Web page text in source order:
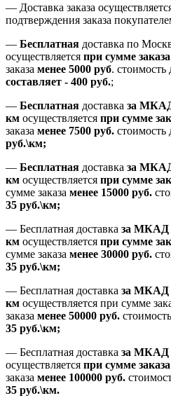
— Доставка заказа
подтверждения заказа
— Бесплатная доставка по
осуществляется при сумме заказа
заказа менее 5000 руб. стоимость
составляет - 400 руб.;
— Бесплатная доставка за
км осуществляется при сумме
заказа менее 7500 руб. стоимость
руб.\км;
— Бесплатная доставка за МКАД
км осуществляется при сумме
сумме заказа менее 15000 руб.
35 руб.\км;
— Бесплатная доставка за МКАД
км осуществляется при сумме
сумме заказа менее 30000 руб.
35 руб.\км;
— Бесплатная доставка за МКАД
км осуществляется при сумме
заказа менее 50000 руб.
35 руб.\км;
— Бесплатная доставка за МКАД
осуществляется при сумме заказа
заказа менее 100000 руб.
35 руб.\км.